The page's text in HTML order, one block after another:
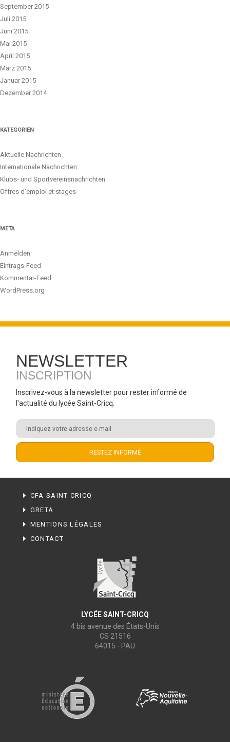
September 2015
Juli 2015
Juni 2015
Mai 2015
April 2015
März 2015
Januar 2015
Dezember 2014
KATEGORIEN
Aktuelle Nachrichten
Internationale Nachrichten
Klubs- und Sportvereinsnachrichten
Offres d’emploi et stages
META
Anmelden
Eintrags-Feed
Kommentar-Feed
WordPress.org
NEWSLETTER
INSCRIPTION
Inscrivez-vous à la newsletter pour rester informé de
l'actualité du lycée Saint-Cricq.
CFA SAINT CRICQ
GRETA
MENTIONS LÉGALES
CONTACT
LYCÉE SAINT-CRICQ
4 bis avenue des États-Unis
CS 21516
64015 - PAU